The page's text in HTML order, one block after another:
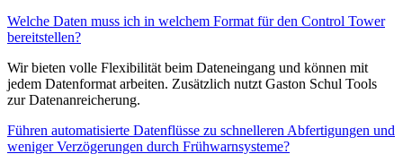
Welche Daten muss ich in welchem Format für den Control Tower
bereitstellen?
Wir bieten volle Flexibilität beim Dateneingang und können mit
jedem Datenformat arbeiten. Zusätzlich nutzt Gaston Schul Tools
zur Datenanreicherung.
Führen automatisierte Datenflüsse zu schnelleren Abfertigungen und
weniger Verzögerungen durch Frühwarnsysteme?